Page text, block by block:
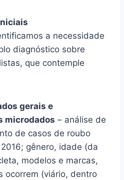
a necessidade
diagnóstico sobre
que contemple
gerais e
microdados – análise de
de casos de roubo
gênero, idade (da
modelos e marcas,
ocorrem (viário, dentro